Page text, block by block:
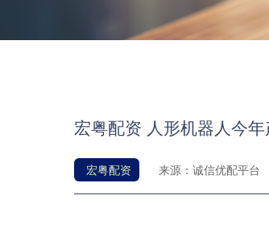
宏粤配资 人形机器人今
宏粤配资 来源：诚信优配平台